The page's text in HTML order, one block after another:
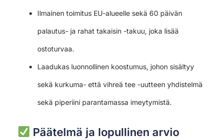
Ilmainen toimitus EU-alueelle sekä 60 päivän
palautus- ja rahat takaisin -takuu, joka lisää
ostoturvaa.
Laadukas luonnollinen koostumus, johon sisältyy
sekä kurkuma- että vihreä tee -uutteen yhdistelmä
sekä piperiini parantamassa imeytymistä.
Päätelmä ja lopullinen arvio